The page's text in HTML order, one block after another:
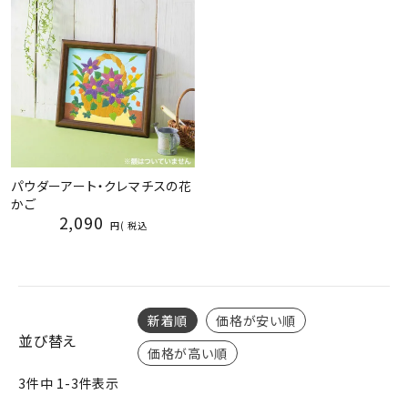
meeting_room ログイン person
パウダーアート・クレマチスの花
かご
2,090 税込
並び替え
新着順
価格が安い順
価格が高い順
3件中 1-3件表示